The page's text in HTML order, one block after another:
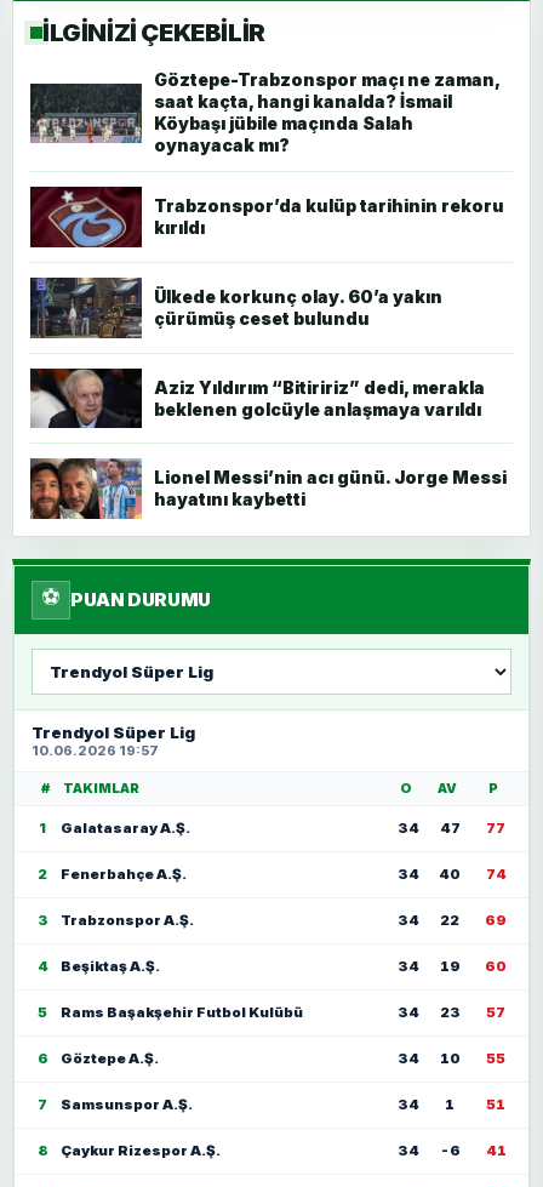
İLGİNİZİ ÇEKEBİLİR
Göztepe-Trabzonspor maçı ne zaman,
saat kaçta, hangi kanalda? İsmail
Köybaşı jübile maçında Salah
oynayacak mı?
Trabzonspor’da kulüp tarihinin rekoru
kırıldı
Ülkede korkunç olay. 60’a yakın
çürümüş ceset bulundu
Aziz Yıldırım “Bitiririz” dedi, merakla
beklenen golcüyle anlaşmaya varıldı
Lionel Messi’nin acı günü. Jorge Messi
hayatını kaybetti
⚽ PUAN DURUMU
seç
Trendyol Süper Lig
10.06.2026 19:57
# TAKIMLAR O AV P
1 Galatasaray A.Ş. 34 47 77
2 Fenerbahçe A.Ş. 34 40 74
3 Trabzonspor A.Ş. 34 22 69
4 Beşiktaş A.Ş. 34 19 60
5 Rams Başakşehir Futbol Kulübü 34 23 57
6 Göztepe A.Ş. 34 10 55
7 Samsunspor A.Ş. 34 1 51
8 Çaykur Rizespor A.Ş. 34 -6 41